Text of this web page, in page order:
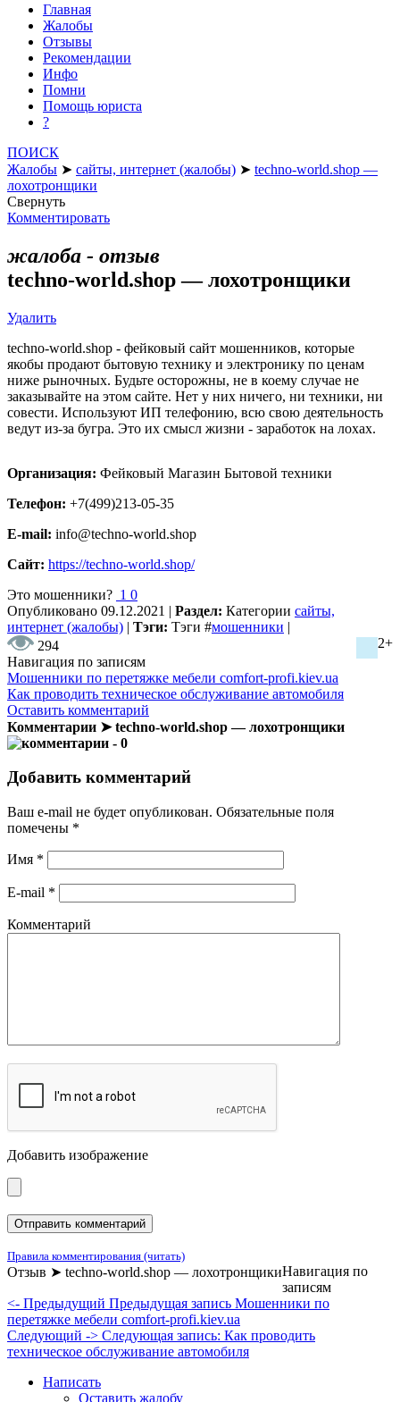
Главная
Жалобы
Отзывы
Рекомендации
Инфо
Помни
Помощь юриста
?
ПОИСК
Жалобы ➤ сайты, интернет (жалобы) ➤ techno-world.shop —
лохотронщики
Свернуть
Комментировать
жалоба - отзыв
techno-world.shop — лохотронщики
Удалить
techno-world.shop - фейковый сайт мошенников, которые
якобы продают бытовую технику и электронику по ценам
ниже рыночных. Будьте осторожны, не в коему случае не
заказывайте на этом сайте. Нет у них ничего, ни техники, ни
совести. Используют ИП телефонию, всю свою деятельность
ведут из-за бугра. Это их смысл жизни - заработок на лохах.
Организация: Фейковый Магазин Бытовой техники
Телефон: +7(499)213-05-35
E-mail: info@techno-world.shop
Сайт: https://techno-world.shop/
Это мошенники? 1 0
Опубликовано 09.12.2021 | Раздел: Категории сайты,
интернет (жалобы) | Тэги: Тэги #мошенники |
294
2+
Навигация по записям
Мошенники по перетяжке мебели comfort-profi.kiev.ua
Как проводить техническое обслуживание автомобиля
Оставить комментарий
Комментарии ➤ techno-world.shop — лохотронщики
- 0
Добавить комментарий
Ваш e-mail не будет опубликован. Обязательные поля
помечены *
Имя *
E-mail *
Комментарий
Добавить изображение
Правила комментирования (читать)
Отзыв ➤ techno-world.shop — лохотронщикиНавигация по
записям
<- Предыдущий Предыдущая запись Мошенники по
перетяжке мебели comfort-profi.kiev.ua
Следующий -> Следующая запись: Как проводить
техническое обслуживание автомобиля
Написать
Оставить жалобу